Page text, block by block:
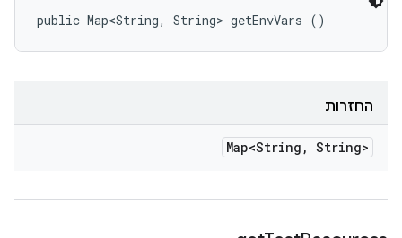
public Map<String, String> getEnvVars ()
החזרות
Map<String , String>